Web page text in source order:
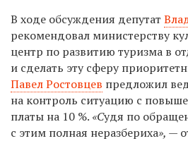
В ходе обсуждения депутат
рекомендовал министерству
центр по развитию туризма в
и сделать эту сферу
Павел Ростовцев предложил
на контроль ситуацию с
платы на 10 %. «Судя по
с этим полная неразбериха», —